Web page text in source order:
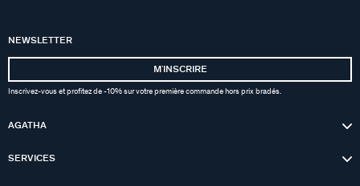
NEWSLETTER
MʼINSCRIRE
Inscrivez-vous et profitez de -10% sur votre première commande hors prix bradés.
AGATHA
SERVICES